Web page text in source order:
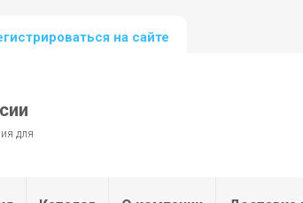
на сайте
для